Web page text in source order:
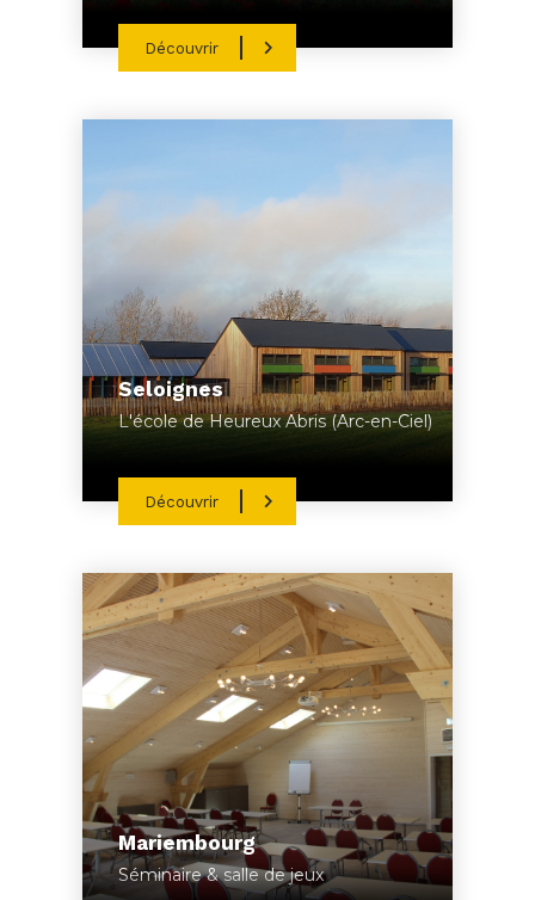
Découvrir
Seloignes
L'école de Heureux Abris (Arc-en-Ciel)
Découvrir
Mariembourg
Séminaire & salle de jeux